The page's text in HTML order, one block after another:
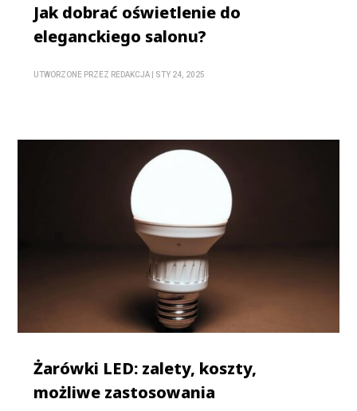
Jak dobrać oświetlenie do
eleganckiego salonu?
UTWORZONE PRZEZ REDAKCJA STY 24, 2025
Żarówki LED: zalety, koszty,
możliwe zastosowania